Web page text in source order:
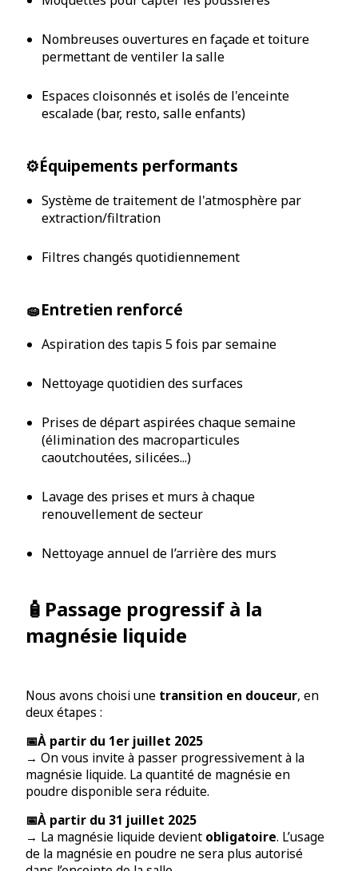
Nombreuses ouvertures en façade et toiture
permettant de ventiler la salle
Espaces cloisonnés et isolés de l'enceinte
escalade (bar, resto, salle enfants)
⚙️Équipements performants
Système de traitement de l'atmosphère par
extraction/filtration
Filtres changés quotidiennement
🧽Entretien renforcé
Aspiration des tapis 5 fois par semaine
Nettoyage quotidien des surfaces
Prises de départ aspirées chaque semaine
(élimination des macroparticules
caoutchoutées, silicées...)
Lavage des prises et murs à chaque
renouvellement de secteur
Nettoyage annuel de l’arrière des murs
🧴Passage progressif à la
magnésie liquide
Nous avons choisi une transition en douceur, en
deux étapes :
📅À partir du 1er juillet 2025
→ On vous invite à passer progressivement à la
magnésie liquide. La quantité de magnésie en
poudre disponible sera réduite.
📅À partir du 31 juillet 2025
→ La magnésie liquide devient obligatoire. L’usage
de la magnésie en poudre ne sera plus autorisé